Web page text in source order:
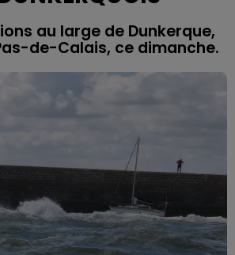
au large de Dunkerque,
de-Calais, ce dimanche.